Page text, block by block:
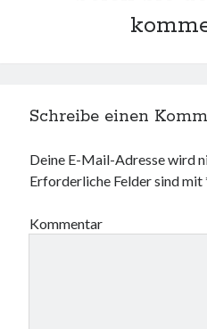
Schreibe einen
Deine E-Mail-Adresse wird
Erforderliche Felder sind mit
Kommentar